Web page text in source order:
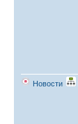
Новости